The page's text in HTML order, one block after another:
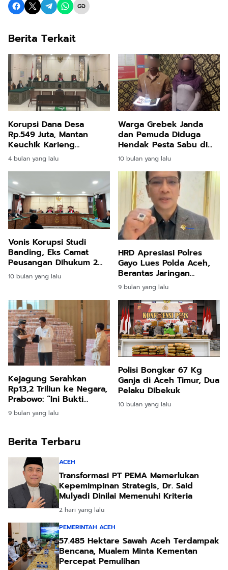
Berita Terkait
Korupsi Dana Desa
Rp.549 Juta, Mantan
Keuchik Karieng
Peudada Divonis 3,6
Tahun Penjara
4 bulan yang lalu
Warga Grebek Janda
dan Pemuda Diduga
Hendak Pesta Sabu di
Matangkuli
10 bulan yang lalu
Vonis Korupsi Studi
Banding, Eks Camat
Peusangan Dihukum 2
Tahun 10 Bulan Penjara
10 bulan yang lalu
HRD Apresiasi Polres
Gayo Lues Polda Aceh,
Berantas Jaringan
Narkoba Jaringan
Internasional
9 bulan yang lalu
Kejagung Serahkan
Rp13,2 Triliun ke Negara,
Prabowo: “Ini Bukti
Hukum Bisa Tegak dan
Uang Rakyat Kembali
9 bulan yang lalu
Polisi Bongkar 67 Kg
Ganja di Aceh Timur, Dua
Pelaku Dibekuk
10 bulan yang lalu
Berita Terbaru
ACEH
Transformasi PT PEMA Memerlukan
Kepemimpinan Strategis, Dr. Said
Mulyadi Dinilai Memenuhi Kriteria
2 hari yang lalu
PEMERINTAH ACEH
57.485 Hektare Sawah Aceh Terdampak
Bencana, Mualem Minta Kementan
Percepat Pemulihan